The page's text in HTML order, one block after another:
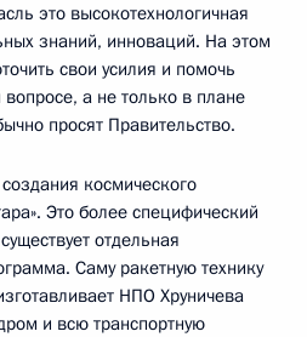
это высокотехнологичная
знаний, инноваций. На этом
свои усилия и помочь
а не только в плане
просят Правительство.
космического
Это более специфический
отдельная
Саму ракетную технику
НПО Хруничева
и всю транспортную